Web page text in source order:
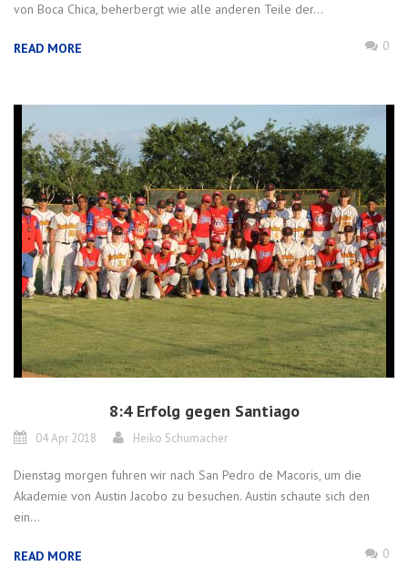
von Boca Chica, beherbergt wie alle anderen Teile der...
READ MORE 0
8:4 Erfolg gegen Santiago
04 Apr 2018 Heiko Schumacher
Dienstag morgen fuhren wir nach San Pedro de Macoris, um die
Akademie von Austin Jacobo zu besuchen. Austin schaute sich den
ein...
READ MORE 0